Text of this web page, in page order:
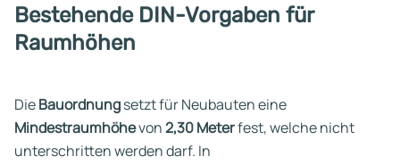
Bestehende DIN-Vorgaben für
Raumhöhen
DieBauordnungsetzt für Neubauten eine
Mindestraumhöhevon2,30 Meterfest, welche nicht
unterschritten werden darf. In